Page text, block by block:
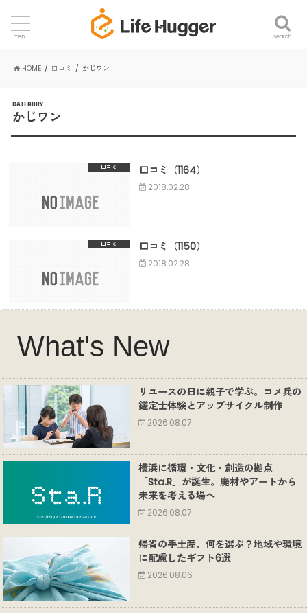
search
menu
HOME 口コミ かじワン
CATEGORY
かじワン
口コミ 口コミ（1164）
2018.02.28
口コミ 口コミ（1150）
2018.02.28
What's New
リユースの日に親子で学ぶ。コメ兵の
鑑定士体験とアップサイクル制作
2026.08.07
横浜に循環・文化・創造の拠点
「Sta.R」が誕生。廃材やアートから
未来を考える場へ
2026.08.07
帰省の手土産、何を選ぶ？地域や環境
に配慮したギフト6選
2026.08.06